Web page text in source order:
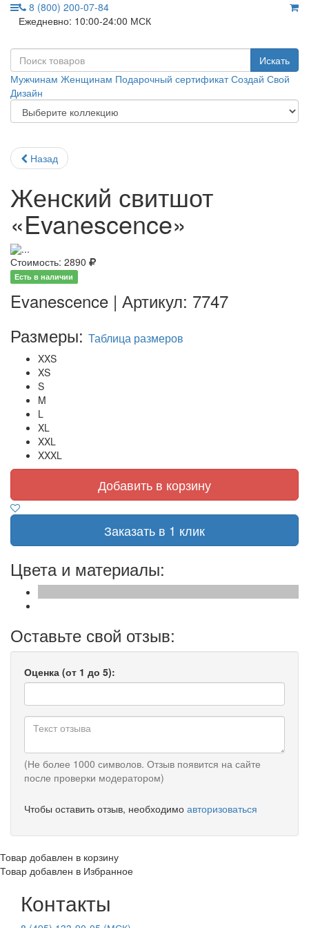
8 (800) 200-07-84
Ежедневно: 10:00-24:00 МСК
Искать
Мужчинам Женщинам Подарочный сертификат Создай Свой
Дизайн
Назад
Женский свитшот
«Evanescence»
Стоимость: 2890
Есть в наличии
Evanescence | Артикул: 7747
Размеры: Таблица размеров
XXS
XS
S
M
L
XL
XXL
XXXL
Добавить в корзину
Заказать в 1 клик
Цвета и материалы:
Оставьте свой отзыв:
Оценка (от 1 до 5):
(Не более 1000 символов. Отзыв появится на сайте
после проверки модератором)
Чтобы оставить отзыв, необходимо авторизоваться
Товар добавлен в корзину
Товар добавлен в Избранное
Контакты